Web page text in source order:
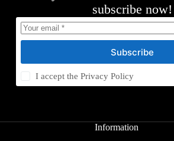
subscribe now!
Subscribe
I accept thePrivacy Policy
Information